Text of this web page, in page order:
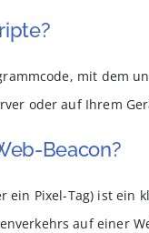
mit dem
oder auf Ihrem
Beacon?
ein Pixel-Tag) ist
auf einer